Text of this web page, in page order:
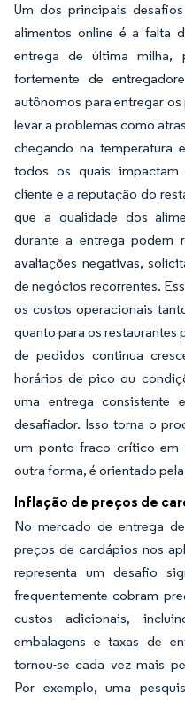
Um dos principais
alimentos online é a falta
entrega de última milha,
fortemente de
autônomos para entregar
levar a problemas como
chegando na temperatura
todos os quais impactam
cliente e a reputação do
que a qualidade dos
durante a entrega podem
avaliações negativas,
de negócios recorrentes.
os custos operacionais
quanto para os restaurantes
de pedidos continua
horários de pico ou
uma entrega consistente
desafiador. Isso torna o
um ponto fraco crítico em
outra forma, é orientado
Inflação de preços de
No mercado de entrega
preços de cardápios nos
representa um desafio
frequentemente cobram
custos adicionais,
embalagens e taxas de
tornou-se cada vez mais
Por exemplo, uma